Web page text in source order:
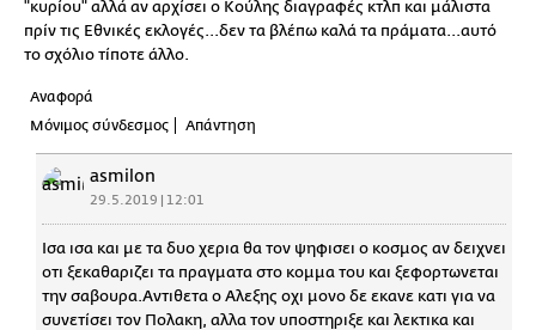
"κυρίου" αλλά αν αρχίσει ο Κούλης διαγραφές κτλπ και μάλιστα
πρίν τις Εθνικές εκλογές...δεν τα βλέπω καλά τα πράματα...αυτό
το σχόλιο τίποτε άλλο.
Αναφορά
Μόνιμος σύνδεσμος
Απάντηση
asmilon
29.5.2019 | 12:01
Ισα ισα και με τα δυο χερια θα τον ψηφισει ο κοσμος αν δειχνει
οτι ξεκαθαριζει τα πραγματα στο κομμα του και ξεφορτωνεται
την σαβουρα.Αντιθετα ο Αλεξης οχι μονο δε εκανε κατι για να
συνετίσει τον Πολακη, αλλα τον υποστηριξε και λεκτικα και